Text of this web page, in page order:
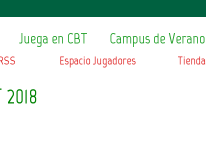
Juega en CBT Campus de Verano
Espacio Jugadores Tienda